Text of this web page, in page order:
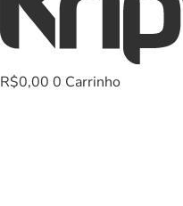
R$0,00 0 Carrinho